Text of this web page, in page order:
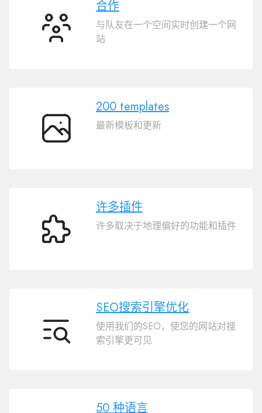
合
合作
与队友在一个空间实时创建一个网
站
200
200 templates
最新模板和更新
许
许多插件
许多取决于地理偏好的功能和插件
SEO
SEO搜索引擎优化
使用我们的SEO，使您的网站对搜
索引擎更可见
50 种语言